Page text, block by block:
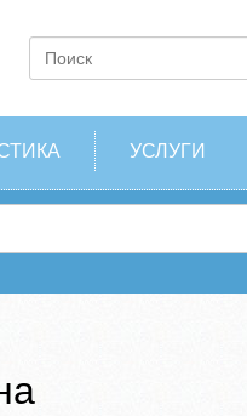
УСЛУГИ